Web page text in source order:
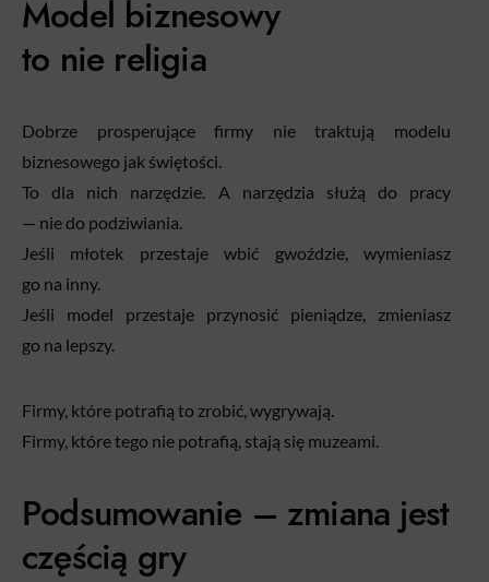
Model biznesowy
to nie religia
Dobrze prosperujące firmy nie traktują modelu
biznesowego jak świętości.
To dla nich narzędzie. A narzędzia służą do pracy
— nie do podziwiania.
Jeśli młotek przestaje wbić gwoździe, wymieniasz
go na inny.
Jeśli model przestaje przynosić pieniądze, zmieniasz
go na lepszy.
Firmy, które potrafią to zrobić, wygrywają.
Firmy, które tego nie potrafią, stają się muzeami.
Podsumowanie – zmiana jest
częścią gry